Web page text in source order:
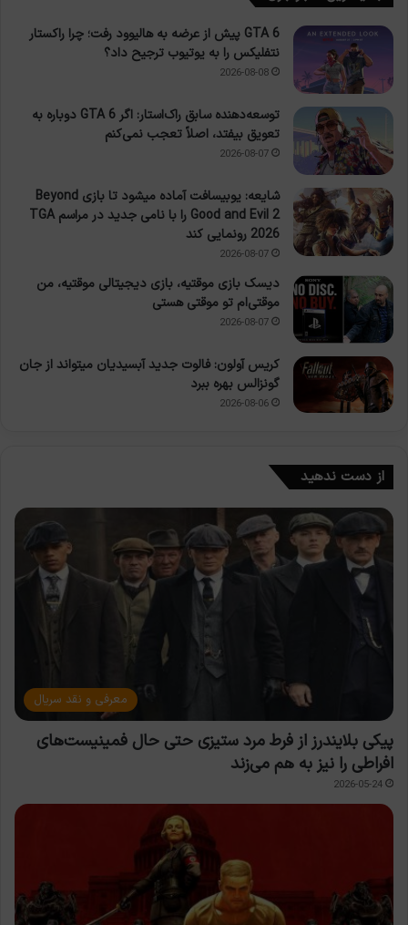
GTA 6 پیش از عرضه به هالیوود رفت؛ چرا راکستار
نتفلیکس را به یوتیوب ترجیح داد؟
2026-08-08
توسعه‌دهنده سابق راک‌استار: اگر GTA 6 دوباره به
تعویق بیفتد، اصلاً تعجب نمی‌کنم
2026-08-07
شایعه: یوبیسافت آماده میشود تا بازی Beyond
Good and Evil 2 را با نامی جدید در مراسم TGA
2026 رونمایی کند
2026-08-07
دیسک بازی موقتیه، بازی دیجیتالی موقتیه، من
موقتی‌ام تو موقتی هستی
2026-08-07
کریس آولون: فالوت جدید آبسیدیان میتواند از جان
گونزالس بهره ببرد
2026-08-06
از دست ندهید
معرفی و نقد سریال
پیکی بلایندرز از فرط مرد ستیزی حتی حال فمینیست‌های
افراطی را نیز به هم می‌زند
2026-05-24